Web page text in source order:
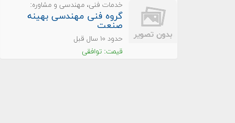
خدمات فنی، مهندسی و مشاوره:
گروه فنی مهندسی بهینه
صنعت
حدود ۱۰ سال قبل
قیمت: توافقی